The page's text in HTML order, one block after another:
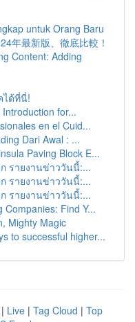
untuk Orang Baru
年最新版、徹底比較！
Content: Adding
ได้ที่นี่!
for...
en el Cuid...
Dari Awal : ...
Paving Block E...
รายงานข่าววันนี้:...
รายงานข่าววันนี้:...
รายงานข่าววันนี้:...
Find Y...
Mighty Magic
to successful higher...
| Live | Tag Cloud | Top